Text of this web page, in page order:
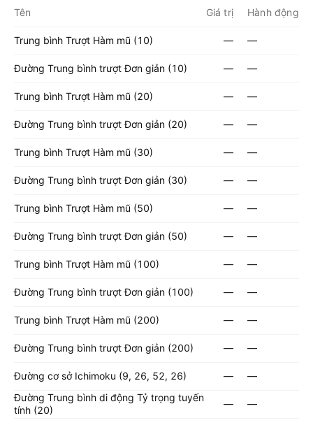
Tên Giá trị Hành động
Trung bình Trượt Hàm mũ (10) — —
Đường Trung bình trượt Đơn giản (10) — —
Trung bình Trượt Hàm mũ (20) — —
Đường Trung bình trượt Đơn giản (20) — —
Trung bình Trượt Hàm mũ (30) — —
Đường Trung bình trượt Đơn giản (30) — —
Trung bình Trượt Hàm mũ (50) — —
Đường Trung bình trượt Đơn giản (50) — —
Trung bình Trượt Hàm mũ (100) — —
Đường Trung bình trượt Đơn giản (100) — —
Trung bình Trượt Hàm mũ (200) — —
Đường Trung bình trượt Đơn giản (200) — —
Đường cơ sở Ichimoku (9, 26, 52, 26) —
—
Đường Trung bình di động Tỷ trọng tuyến
tính (20)
— —